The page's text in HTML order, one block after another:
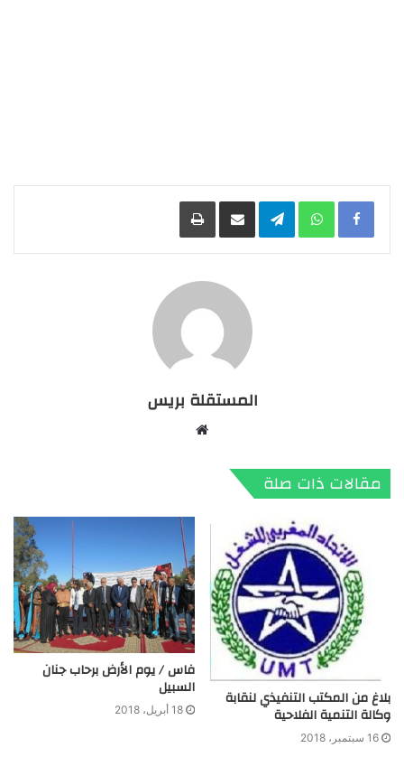
Facebook
WhatsApp
Telegramمشاركة عبر البريد طباعة
المستقلة بريس
مقالات ذات صلة
بلاغ من المكتب التنفيذي لنقابة
وكالة التنمية الفلاحية
16 سبتمبر، 2018
فاس / يوم الأرض برحاب جنان
السبيل
18 أبريل، 2018